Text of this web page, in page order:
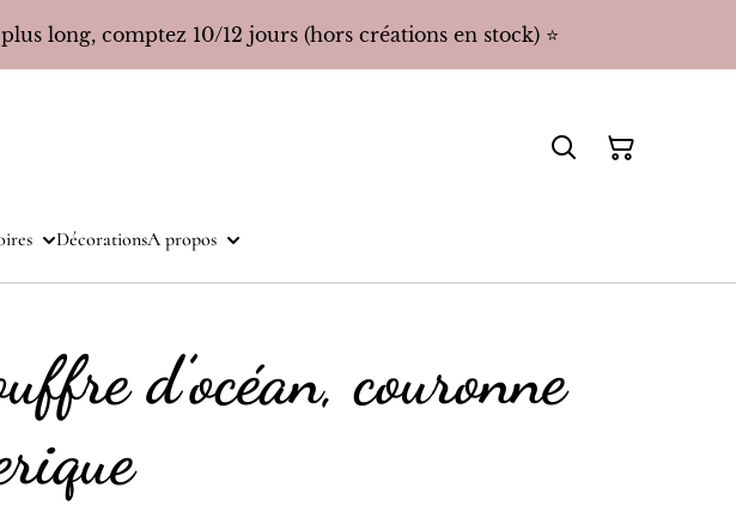
long, comptez 10/12 jours (hors créations en stock) ⭐️
DécorationsA propos
d’océan, couronne